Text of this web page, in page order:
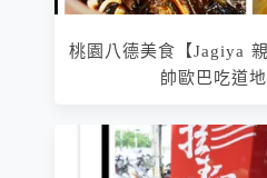
桃園八德美食【Jagiya
帥歐巴吃道